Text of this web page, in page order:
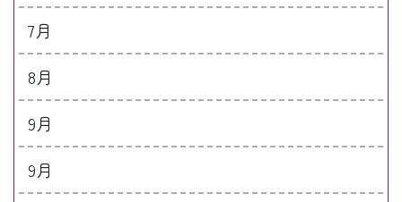
7月
8月
9月
9月